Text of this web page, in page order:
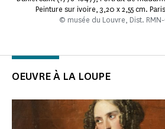
Peinture sur ivoire, 3,20 x 2,55 cm.
© musée du Louvre, Dist.
OEUVRE À LA LOUPE